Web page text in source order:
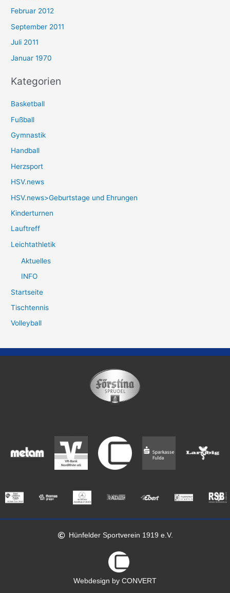
Februar 2012
September 2011
Juli 2011
Januar 1970
Kategorien
Basketball
Fußball
Gymnastik
Handball
Herzsport
HSV.news
HSV.news>Geburtstage und Ehrungen
Kinderturnen
Lauftreff
Leichtathletik
Aktuelles
INFO
Startseite
Tischtennis
Volleyball
Hünfelder Sportverein 1919 e.V.
Webdesign by CONVERT